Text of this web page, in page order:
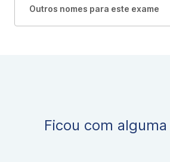
Outros nomes para este exame
Ficou com